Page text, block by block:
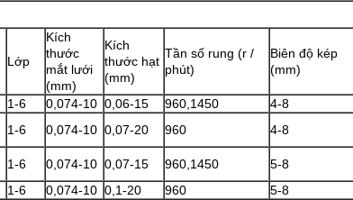
Lớp
Kích
thước
mắt lưới
(mm)
Kích
thước hạt
(mm)
Tần số rung (r /
phút)
Biên độ kép
(mm)
1-6 0,074-10 0,06-15 960,1450 4-8
1-6 0,074-10 0,07-20 960 4-8
1-6 0,074-10 0,07-15 960,1450 5-8
1-6 0,074-10 0,1-20 960 5-8